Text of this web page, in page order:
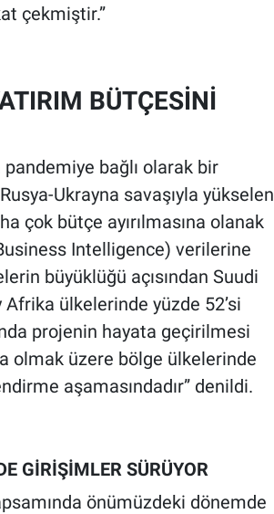
çekmiştir.”
BÜTÇESİNİ
pandemiye bağlı olarak bir
Ukrayna savaşıyla yükselen
çok bütçe ayırılmasına olanak
Intelligence) verilerine
büyüklüğü açısından Suudi
ülkelerinde yüzde 52’si
projenin hayata geçirilmesi
olmak üzere bölge ülkelerinde
aşamasındadır” denildi.
GİRİŞİMLER SÜRÜYOR
önümüzdeki dönemde